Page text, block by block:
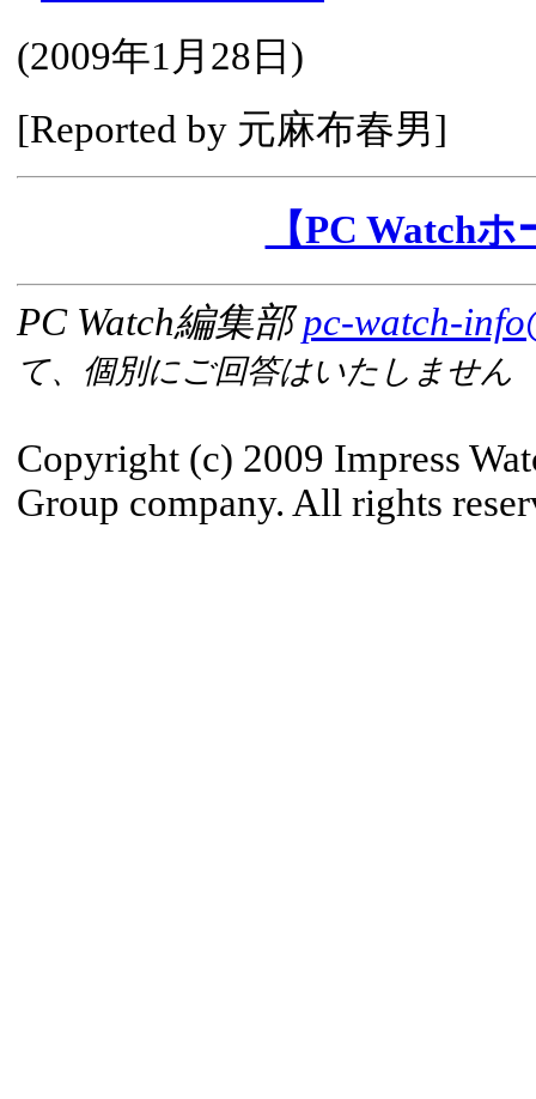
(2009年1月28日 )
[Reported by 元麻布春男]
【PC Watch
PC Watch編集部pc-watch-
て、個別にご回答はいたしません
Copyright (c) 2009 Impress
Group company. All rights